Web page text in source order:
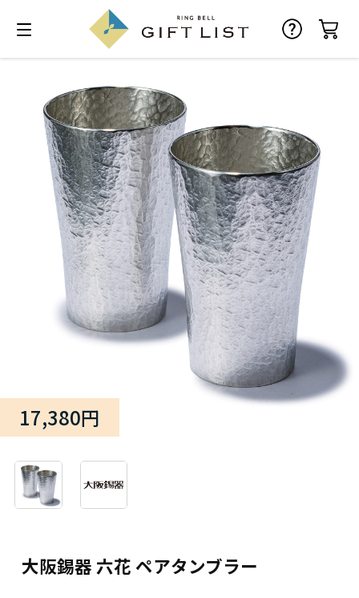
大阪錫器 六花 ペアタンブラー
17,380円